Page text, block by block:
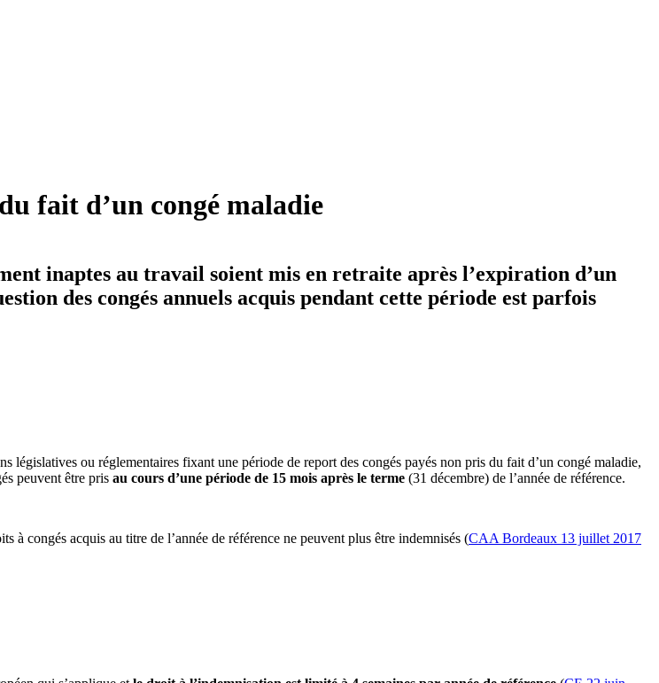
fait d’un congé maladie
inaptes au travail soient mis en retraite après l’expiration d’un
des congés annuels acquis pendant cette période est parfois
ou réglementaires fixant une période de report des congés payés non pris du fait d’un congé maladie,
peuvent être pris au cours d’une période de 15 mois après le terme (31 décembre) de l’année de référence.
congés acquis au titre de l’année de référence ne peuvent plus être indemnisés (CAA Bordeaux 13 juillet 2017